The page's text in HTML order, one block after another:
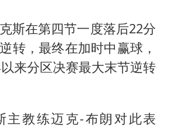
斯在第四节一度落后22分
转，最终在加时中赢球，
来分区决赛最大末节逆转
主教练迈克-布朗对此表